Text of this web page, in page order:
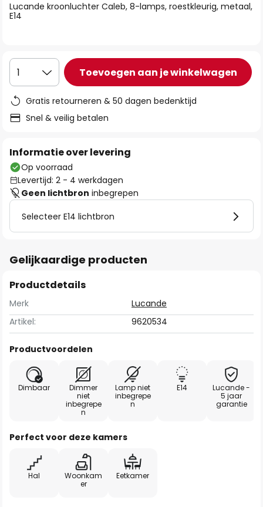
de
afbeeldingen-
Lucande kroonluchter Caleb, 8-lamps, roestkleurig, metaal,
E14
1 Toevoegen aan je winkelwagen
Gratis retourneren & 50 dagen bedenktijd
Snel & veilig betalen
Informatie over levering
Op voorraad
Levertijd: 2 - 4 werkdagen
Geen lichtbron inbegrepen
Selecteer E14 lichtbron
Gelijkaardige producten
Productdetails
Merk
Lucande
Artikel:
9620534
Productvoordelen
Dimbaar
Dimmer
niet
inbegrepe
n
Lamp niet
inbegrepe
n
E14
Lucande -
5 jaar
garantie
Perfect voor deze kamers
Hal
Woonkam
er
Eetkamer